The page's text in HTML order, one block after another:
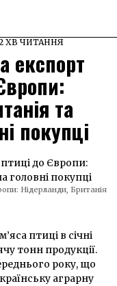
ХВ ЧИТАННЯ
експорт
та
покупці
Нідерланди, Британія
птиці в січні
тонн продукції.
року, що
аграрну